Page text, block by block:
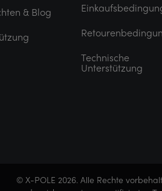
& Blog
Technische
Unterstützung
© X-POLE 2026. Alle Rechte